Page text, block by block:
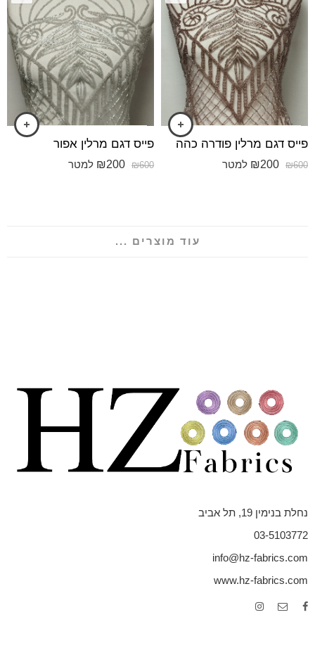
פייס דגם מרלין פודרה כהה
₪600
₪200 למטר
פייס דגם מרלין אפור
₪600
₪200 למטר
עוד מוצרים ...
נחלת בנימין 19, תל אביב
03-5103772
info@hz-fabrics.com
www.hz-fabrics.com